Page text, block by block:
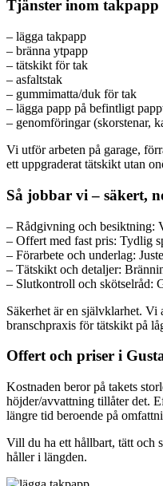
Tjänster inom
– lägga takpapp
– bränna ytpapp
– tätskikt för tak
– asfaltstak
– gummimatta/duk för tak
– lägga papp på befintligt
– genomföringar (skorstenar,
Vi utför arbeten på garage,
ett uppgraderat tätskikt utan
Så jobbar vi – säkert,
– Rådgivning och besiktning:
– Offert med fast pris: Tydlig
– Förarbete och underlag:
– Tätskikt och detaljer:
– Slutkontroll och skötselråd:
Säkerhet är en självklarhet.
branschpraxis för tätskikt på
Offert och priser i
Kostnaden beror på takets
höjder/avvattning tillåter det.
längre tid beroende på
Vill du ha ett hållbart, tätt och
håller i längden.